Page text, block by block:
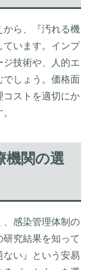
から、『汚れる機
ています。インプ
ジ技術や、人的エ
でしょう。価格面
コストを適切にか
関の選
、感染管理体制の
究結果を知って
ない』という安易